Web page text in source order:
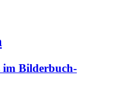
im Bilderbuch-